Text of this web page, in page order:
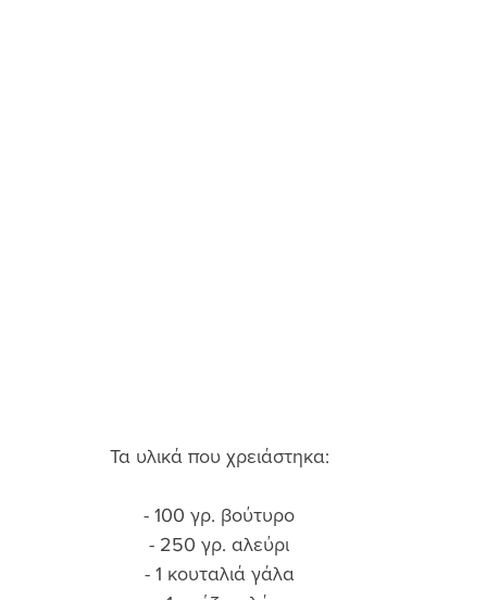
Τα υλικά που χρειάστηκα:
- 100 γρ. βούτυρο
- 250 γρ. αλεύρι
- 1 κουταλιά γάλα